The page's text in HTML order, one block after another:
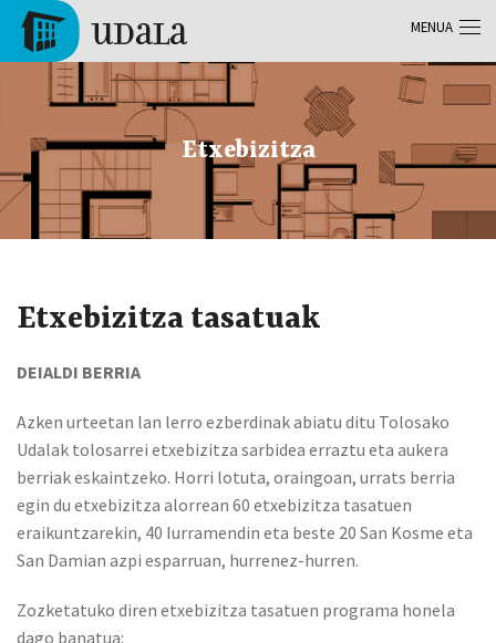
Skip to main content
Tolosa
Etxebizitza
Etxebizitza tasatuak
DEIALDI BERRIA
Azken urteetan lan lerro ezberdinak abiatu ditu Tolosako
Udalak tolosarrei etxebizitza sarbidea erraztu eta aukera
berriak eskaintzeko. Horri lotuta, oraingoan, urrats berria
egin du etxebizitza alorrean 60 etxebizitza tasatuen
eraikuntzarekin, 40 Iurramendin eta beste 20 San Kosme eta
San Damian azpi esparruan, hurrenez-hurren.
Zozketatuko diren etxebizitza tasatuen programa honela
dago banatua:
MENUA